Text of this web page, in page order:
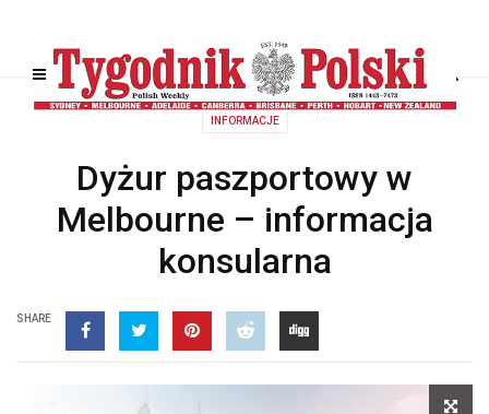
INFORMACJE
Dyżur paszportowy w
Melbourne – informacja
konsularna
SHARE